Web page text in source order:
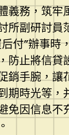
義務，筑牢
所副研討員
付”辦事時
防止將信貸
銷手腕，讓
期時光等，
免因信息不